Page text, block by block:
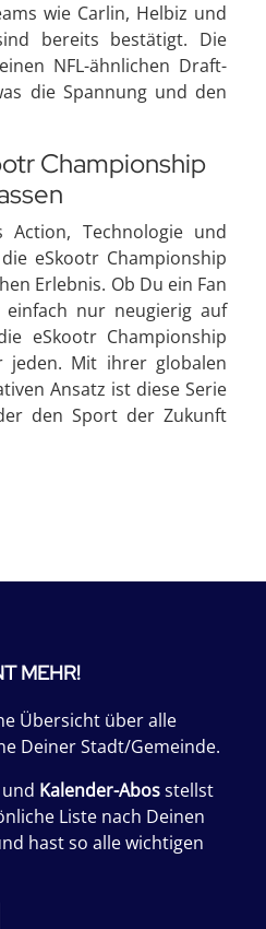
wie Carlin, Helbiz und
bereits bestätigt. Die
NFL-ähnlichen Draft-
die Spannung und den
Championship
Action, Technologie und
eSkootr Championship
Erlebnis. Ob Du ein Fan
nur neugierig auf
eSkootr Championship
jeden. Mit ihrer globalen
Ansatz ist diese Serie
den Sport der Zukunft
MEHR!
Übersicht über alle
Deiner Stadt/Gemeinde.
und Kalender-Abosstellst
Liste nach Deinen
hast so alle wichtigen